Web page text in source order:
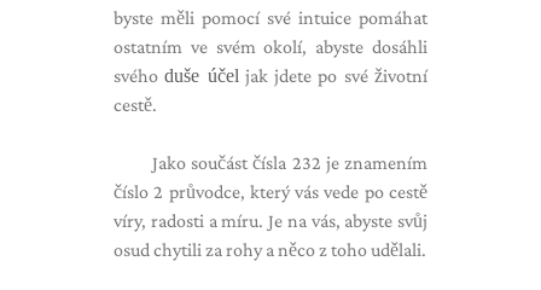
byste měli pomocí své intuice pomáhat
ostatním ve svém okolí, abyste dosáhli
svéhoduše účel jak jdete po své životní
cestě.
Jako součást čísla 232 je znamením
číslo 2 průvodce, který vás vede po cestě
víry, radosti a míru. Je na vás, abyste svůj
osud chytili za rohy a něco z toho udělali.